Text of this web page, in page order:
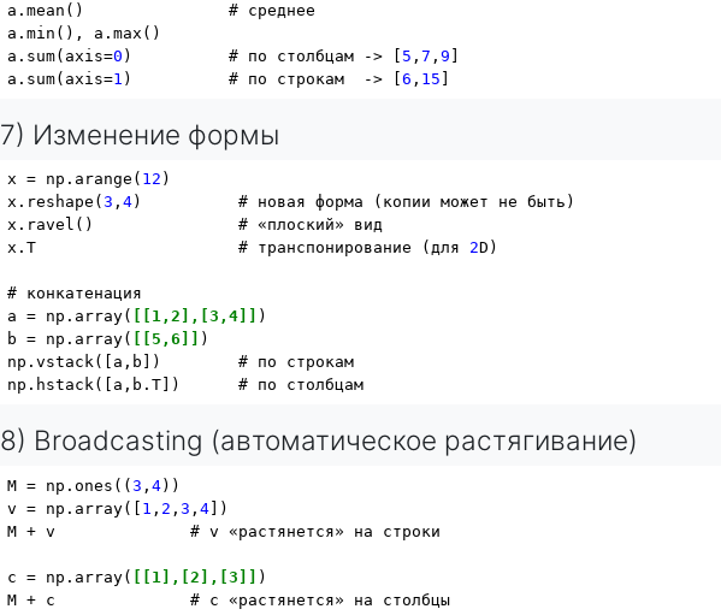
a.mean()               # среднее
a.min (), a.max ()
a.sum(axis=0 )          # по столбцам -> [ 5 ,7 ,9
a.sum(axis=1 )          # по строкам  -> [6 , 15
7) Изменение формы
x = np.arange( 12 )
x.reshape(3 ,4)          # новая форма (копии может не быть)
x.ravel()               # «плоский» вид
x.T                     # транспонирование (для 2D)
# конкатенация
a = np.array(
[[1,2],[3,4]]
)
b = np.array(
[[5,6]]
)
np.vstack([a,b])        # по строкам
8) Broadcasting (автоматическое растягивание)
M = np.ones((3 ,4))
v = np.array([ 1 , 2 ,3 ,4])
M + v              # v «растянется» на строки
c = np.array( [[1],[2],[3]] )